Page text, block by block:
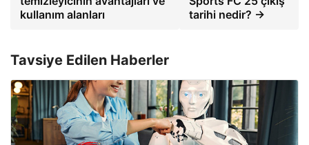
kullanım alanları
tarihi nedir? →
Tavsiye Edilen Haberler